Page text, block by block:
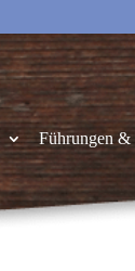
Führungen &